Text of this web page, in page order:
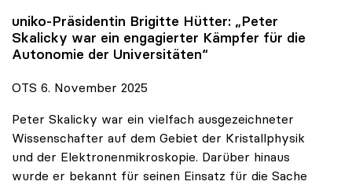
uniko-Präsidentin Brigitte Hütter: „Peter
Skalicky war ein engagierter Kämpfer für die
Autonomie der Universitäten“
OTS 6. November 2025
Peter Skalicky war ein vielfach ausgezeichneter
Wissenschafter auf dem Gebiet der Kristallphysik
und der Elektronenmikroskopie. Darüber hinaus
wurde er bekannt für seinen Einsatz für die Sache